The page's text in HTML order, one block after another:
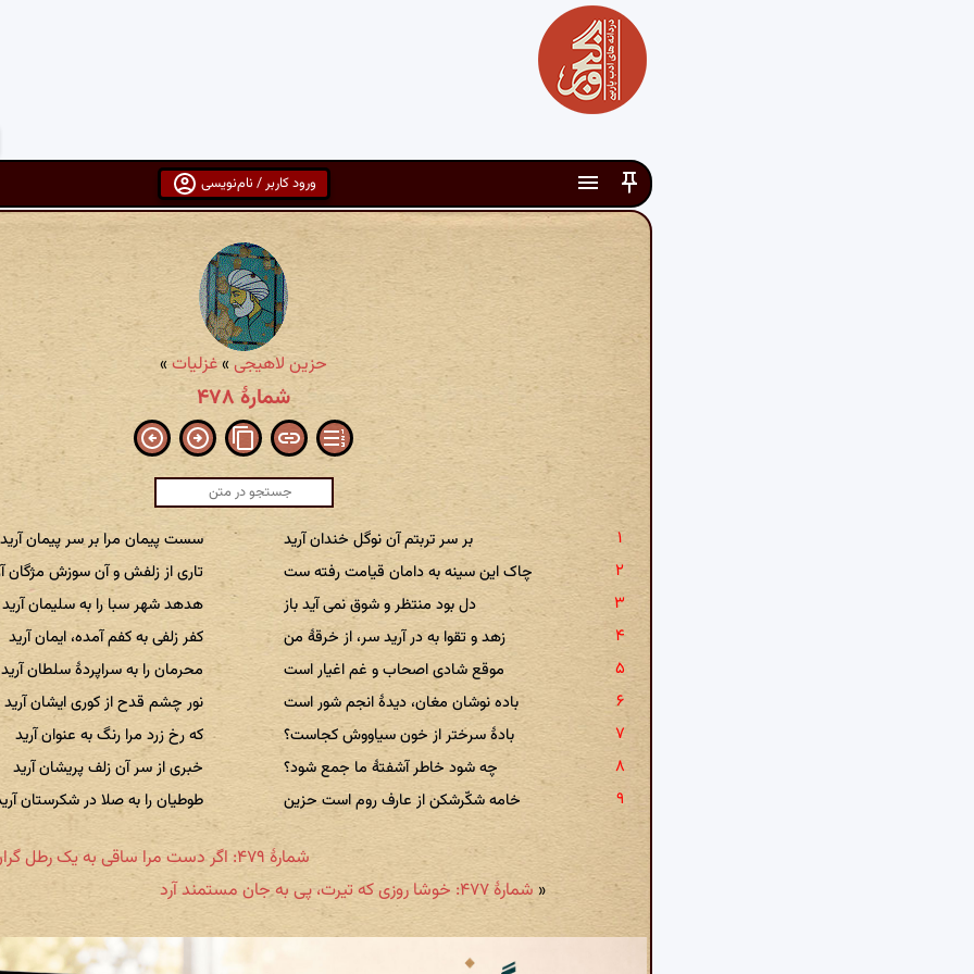
ورود کاربر / نام‌نویسی
حزین لاهیجی»غزلیات »
شمارهٔ ۴۷۸
بر سر تربتم آن نوگل خندان آرید
سست پیمان مرا بر سر پیمان آرید
چاک این سینه به دامان قیامت رفته ست
تاری از زلفش و آن سوزش مژگان
دل بود منتظر و شوق نمی آید باز
هدهد شهر سبا را به سلیمان آرید
زهد و تقوا به در آرید سر، از خرقهٔ من
کفر زلفی به کفم آمده، ایمان آرید
موقع شادی اصحاب و غم اغیار است
محرمان را به سراپردهٔ سلطان آرید
باده نوشان مغان، دیدهٔ انجم شور است
نور چشم قدح از کوری ایشان آرید
بادهٔ سرختر از خون سیاووش کجاست؟
که رخ زرد مرا رنگ به عنوان آرید
چه شود خاطر آشفتهٔ ما جمع شود؟
خبری از سر آن زلف پریشان آرید
خامه شکّرشکن از عارف روم است حزین
طوطیان را به صلا در شکرستان
شمارهٔ ۴۷۹: اگر دست مرا ساقی به یک رطل گران گیرد
« شمارهٔ ۴۷۷: خوشا روزی که تیرت، پی به جان مستمند آرد